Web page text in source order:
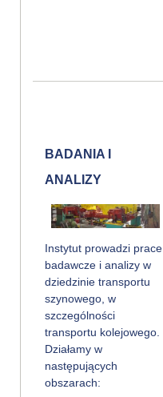
BADANIA I
ANALIZY
Instytut prowadzi prace
badawcze i analizy w
dziedzinie transportu
szynowego, w
szczególności
transportu kolejowego.
Działamy w
następujących
obszarach: